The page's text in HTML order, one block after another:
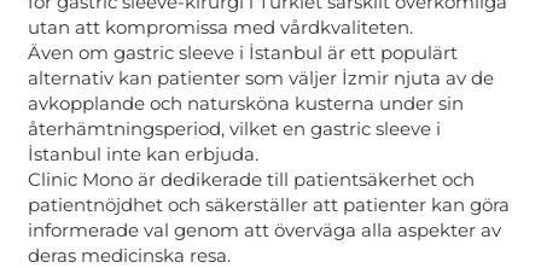
utan att kompromissa med vårdkvaliteten.
Även om gastric sleeve i İstanbul är ett populärt
alternativ kan patienter som väljer İzmir njuta av de
avkopplande och natursköna kusterna under sin
återhämtningsperiod, vilket en gastric sleeve i
İstanbul inte kan erbjuda.
Clinic Mono är dedikerade till patientsäkerhet och
patientnöjdhet och säkerställer att patienter kan göra
informerade val genom att överväga alla aspekter av
deras medicinska resa.